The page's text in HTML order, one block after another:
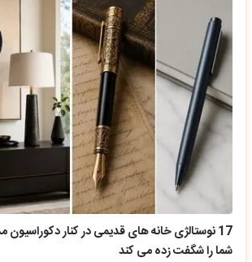
17 نوستالژی خانه های قدیمی در کنار
شما را شگفت زده می کند